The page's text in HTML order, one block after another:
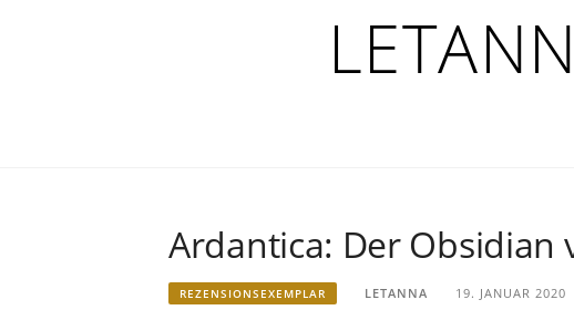
Ardantica: Der Obsidian
REZENSIONSEXEMPLAR LETANNA 19. JANUAR 2020